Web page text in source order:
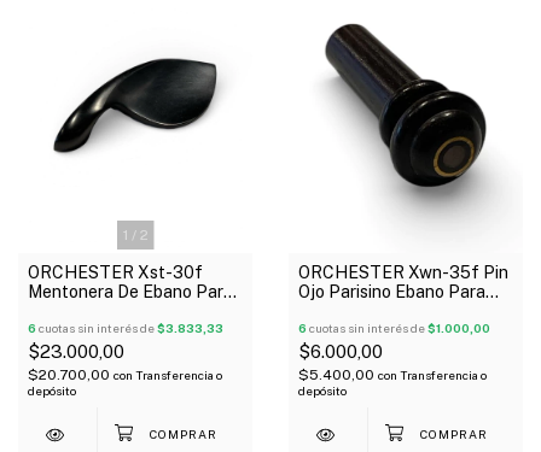
1 / 2
ORCHESTER Xst-30f
Mentonera De Ebano Para
6 cuotas sin interés de$3.833,33
$23.000,00
$20.700,00 con Transferencia o
depósito
ORCHESTER Xwn-35f Pin
Ojo Parisino Ebano Para
6 cuotas sin interés de$1.000,00
$6.000,00
$5.400,00 con Transferencia o
depósito